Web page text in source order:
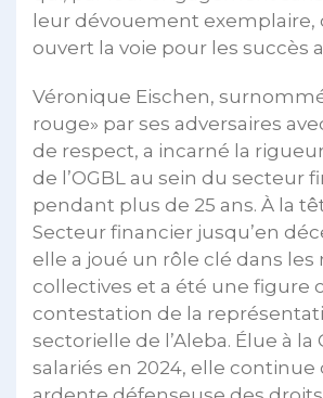
leur dévouement exemplaire,
ouvert la voie pour les succès
Véronique Eischen,
rouge» par ses adversaires
de respect, a incarné la
de l’OGBL au sein du secteur
pendant plus de 25 ans. À la
Secteur financier jusqu’en
elle a joué un rôle clé dans les
collectives et a été une figure
contestation de la
sectorielle de l’Aleba. Élue à
salariés en 2024, elle continue